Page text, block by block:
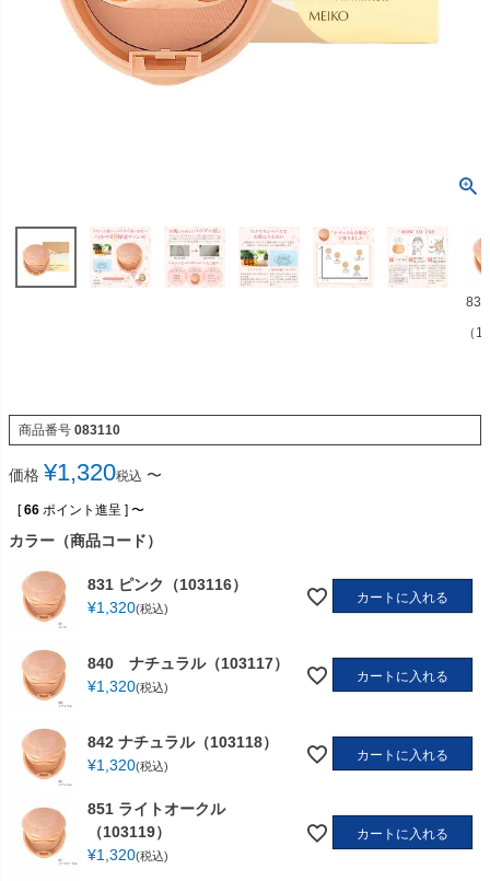
（
商品番号 083110
価格 ¥1,320税込 〜
[ 66 ポイント進呈 ] 〜
カラー（商品コード）
831 ピンク（103116）
¥1,320 税込
カートに入れる
840 ナチュラル（103117）
¥1,320 税込
カートに入れる
842 ナチュラル（103118）
¥1,320 税込
カートに入れる
851 ライトオークル
（103119）
¥1,320 税込
カートに入れる